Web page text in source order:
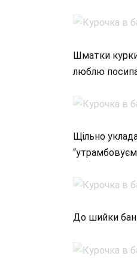
Шматки
люблю
Щільно
До шийки